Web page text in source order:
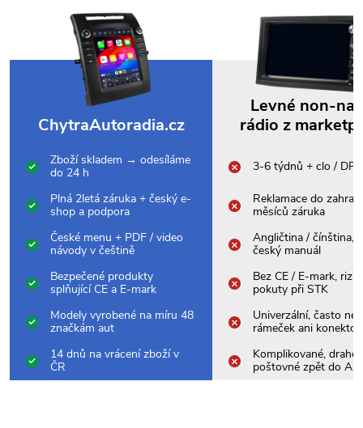
ChytraAutoradia.cz
Levné non-
rádio z
Zboží skladem → odesíláme
do 24 h
3-6 týdnů + clo /
Plná 2letá záruka + český e-
shop a podpora
Reklamace do
měsíců záruka
České menu + PDF / video
návody v češtině
Angličtina / čínština,
český manuál
Bezpečené produkty
splňující CE a E-mark
Bez CE / E-mark,
pokuty při STK
Modely vyrobené na míru 48
značkám aut
Univerzální, často
rámeček ani konektor
14 dnů na vrácení zboží v
ČR
Komplikované, drahé
poštovné zpět do